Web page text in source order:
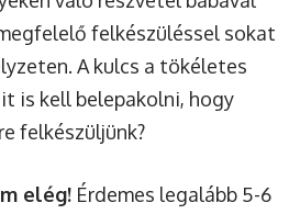
felkészüléssel sokat
A kulcs a tökéletes
is kell belepakolni, hogy
felkészüljünk?
elég! Érdemes legalább 5-6